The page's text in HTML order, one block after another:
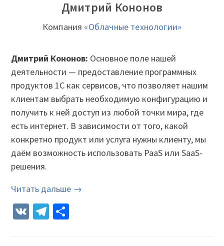
Дмитрий Кононов
Компания «Облачные технологии»
Дмитрий Кононов: Основное поле нашей
деятельности — предоставление программных
продуктов 1С как сервисов, что позволяет нашим
клиентам выбрать необходимую конфигурацию и
получить к ней доступ из любой точки мира, где
есть интернет. В зависимости от того, какой
конкретно продукт или услуга нужны клиенту, мы
даём возможность использовать PaaS или SaaS-
решения.
Читать дальше →
VK Telegram